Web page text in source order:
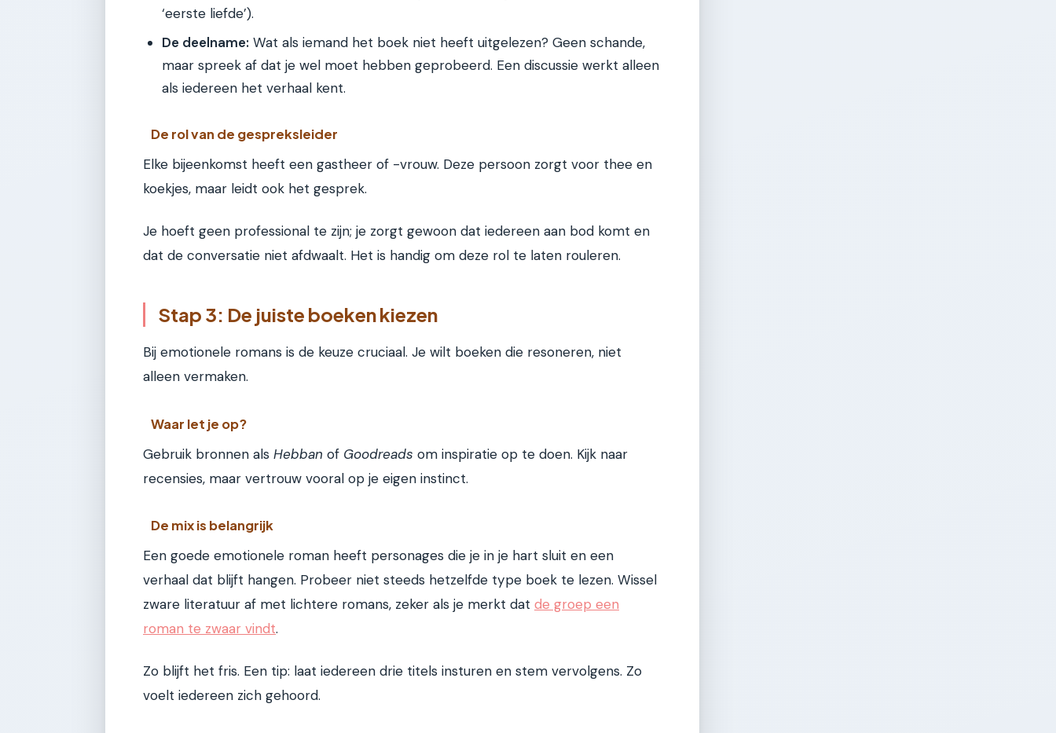
‘eerste liefde’).
De deelname: Wat als iemand het boek niet heeft uitgelezen? Geen schande,
maar spreek af dat je wel moet hebben geprobeerd. Een discussie werkt alleen
als iedereen het verhaal kent.
De rol van de gespreksleider
Elke bijeenkomst heeft een gastheer of -vrouw. Deze persoon zorgt voor thee en
koekjes, maar leidt ook het gesprek.
Je hoeft geen professional te zijn; je zorgt gewoon dat iedereen aan bod komt en
dat de conversatie niet afdwaalt. Het is handig om deze rol te laten rouleren.
Stap 3: De juiste boeken kiezen
Bij emotionele romans is de keuze cruciaal. Je wilt boeken die resoneren, niet
alleen vermaken.
Waar let je op?
Gebruik bronnen als Hebban of Goodreads om inspiratie op te doen. Kijk naar
recensies, maar vertrouw vooral op je eigen instinct.
De mix is belangrijk
Een goede emotionele roman heeft personages die je in je hart sluit en een
verhaal dat blijft hangen. Probeer niet steeds hetzelfde type boek te lezen. Wissel
zware literatuur af met lichtere romans, zeker als je merkt dat de groep een
roman te zwaar vindt.
Zo blijft het fris. Een tip: laat iedereen drie titels insturen en stem vervolgens. Zo
voelt iedereen zich gehoord.